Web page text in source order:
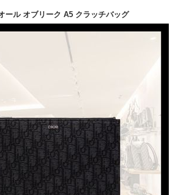
ール オブリーク A5 クラッチバッグ